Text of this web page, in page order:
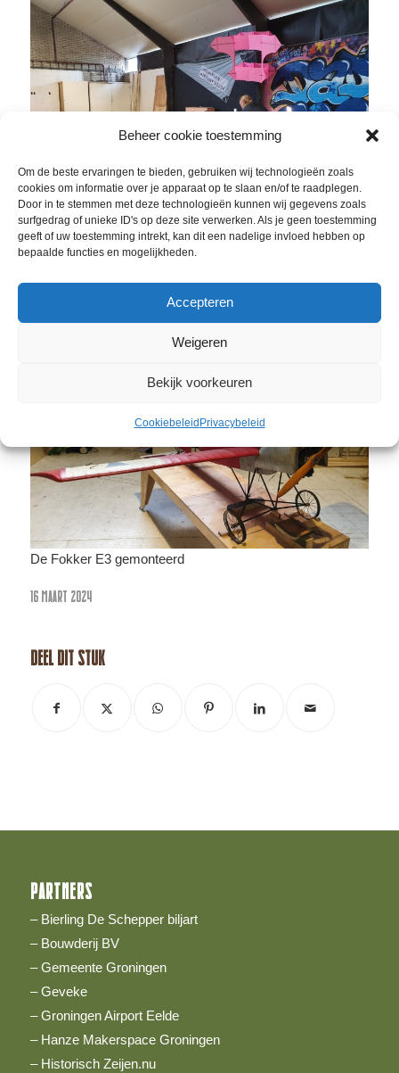
Beheer cookie toestemming
Om de beste ervaringen te bieden, gebruiken wij technologieën zoals
cookies om informatie over je apparaat op te slaan en/of te raadplegen.
Door in te stemmen met deze technologieën kunnen wij gegevens zoals
surfgedrag of unieke ID's op deze site verwerken. Als je geen toestemming
geeft of uw toestemming intrekt, kan dit een nadelige invloed hebben op
bepaalde functies en mogelijkheden.
Accepteren
Weigeren
Bekijk voorkeuren
CookiebeleidPrivacybeleid
Emile zit “in” de Helpman 1 klaar (vloertekening), voor t
interview met Oog TV.
De Fokker E3 gemonteerd
16 MAART 2024
Deel dit stuk
PARTNERS
– Bierling De Schepper biljart
– Bouwderij BV
– Gemeente Groningen
– Geveke
– Groningen Airport Eelde
– Hanze Makerspace Groningen
– Historisch Zeijen.nu